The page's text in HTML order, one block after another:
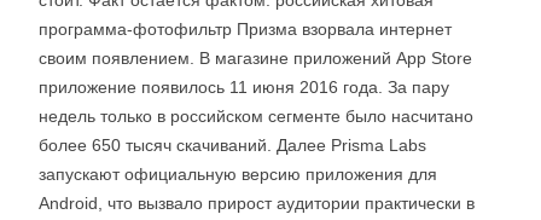
программа-фотофильтр Призма взорвала интернет
своим появлением. В магазине приложений App Store
приложение появилось 11 июня 2016 года. За пару
недель только в российском сегменте было насчитано
более 650 тысяч скачиваний. Далее Prisma Labs
запускают официальную версию приложения для
Android, что вызвало прирост аудитории практически в